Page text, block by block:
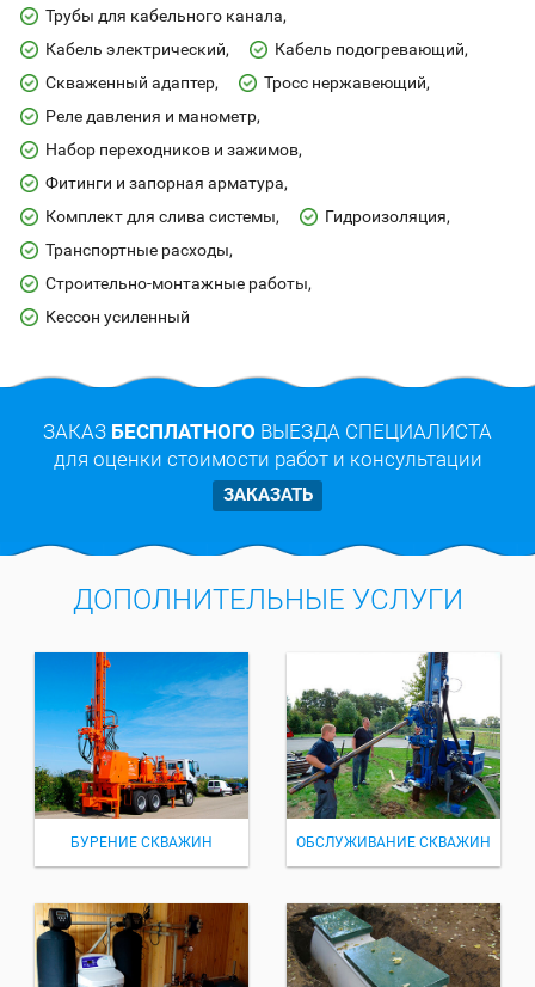
Трубы для кабельного канала
Кабель электрический
Кабель подогревающий
Скваженный адаптер
Тросс нержавеющий
Реле давления и манометр
Набор переходников и зажимов
Фитинги и запорная арматура
Комплект для слива системы
Гидроизоляция
Транспортные расходы
Строительно-монтажные работы
Кессон усиленный
ЗАКАЗ БЕСПЛАТНОГО ВЫЕЗДА СПЕЦИАЛИСТА
для оценки стоимости работ и консультации
ЗАКАЗАТЬ
ДОПОЛНИТЕЛЬНЫЕ УСЛУГИ
БУРЕНИЕ СКВАЖИН ОБСЛУЖИВАНИЕ СКВАЖИН